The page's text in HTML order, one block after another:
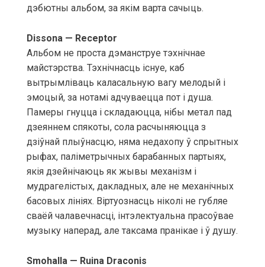
дэбютны альбом, за якім варта сачыць.
Dissona — Receptor
Альбом не проста дэманструе тэхнічнае
майстэрства. Тэхнічнасць існуе, каб
вытрымліваць каласальную вагу мелодый і
эмоцый, за нотамі адчуваецца пот і душа.
Памеры гнуцца і складаюцца, нібы метал пад
дзеяннем спякоты, сола расчыняюцца з
дзіўнай плыўнасцю, няма недахопу ў спрытных
рыфах, паліметрычных барабанных партыях,
якія дзейнічаюць як жывы механізм і
мудрагелістых, дакладных, але не механічных
басовых лініях. Віртуознасць ніколі не губляе
сваёй чалавечнасці, інтэлектуальна прасоўвае
музыку наперад, але таксама пранікае і ў душу.
Smohalla — Ruina Draconis